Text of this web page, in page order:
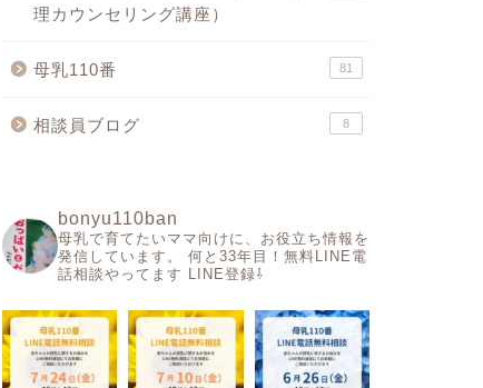
理カウンセリング講座）
母乳110番 81
相談員ブログ 8
bonyu110ban
母乳で育てたいママ向けに、お役立ち情報を
発信しています。
何と33年目！無料LINE電
話相談やってます LINE登録⇩